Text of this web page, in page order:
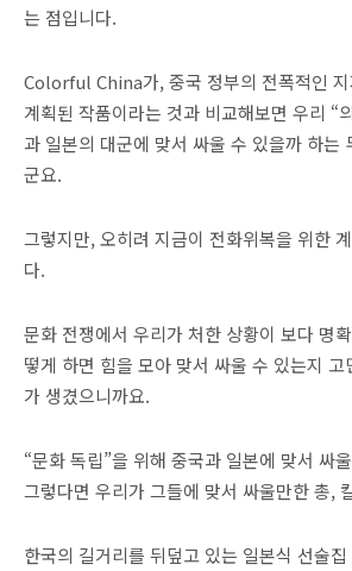
는 점입니다.
Colorful China가, 중국 정부의 전폭적인
계획된 작품이라는 것과 비교해보면 우리 “
과 일본의 대군에 맞서 싸울 수 있을까 하는
군요.
그렇지만, 오히려 지금이 전화위복을 위한
다.
문화 전쟁에서 우리가 처한 상황이 보다 명
떻게 하면 힘을 모아 맞서 싸울 수 있는지 고
가 생겼으니까요.
“문화 독립”을 위해 중국과 일본에 맞서 싸
그렇다면 우리가 그들에 맞서 싸울만한 총,
한국의 길거리를 뒤덮고 있는 일본식 선술집